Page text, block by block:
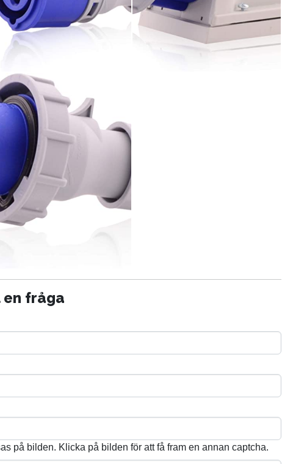
fråga
på bilden. Klicka på bilden för att få fram en annan captcha.